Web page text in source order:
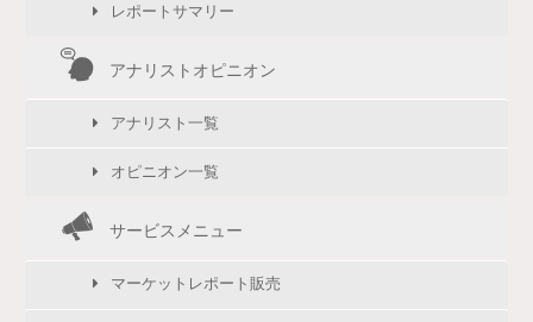
レポートサマリー
アナリストオピニオン
アナリスト一覧
オピニオン一覧
サービスメニュー
マーケットレポート販売